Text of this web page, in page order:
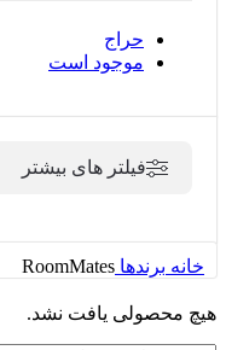
حراج
موجود است
فیلتر های بیشتر
خانه برندها RoomMates
هیچ محصولی یافت نشد.